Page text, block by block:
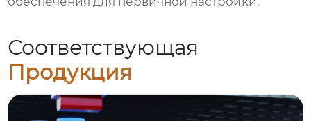
Соответствующая
Продукция